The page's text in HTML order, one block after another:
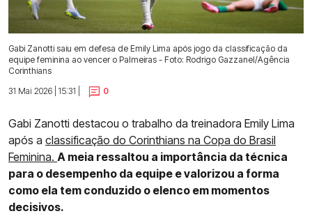
Gabi Zanotti saiu em defesa de Emily Lima após jogo da classificação da
equipe feminina ao vencer o Palmeiras - Foto: Rodrigo Gazzanel/Agência
Corinthians
31 Mai 2026 | 15:31 |
0
Gabi Zanotti destacou o trabalho da treinadora Emily Lima
após a classificação do Corinthians na Copa do Brasil
Feminina. A meia ressaltou a importância da técnica
para o desempenho da equipe e valorizou a forma
como ela tem conduzido o elenco em momentos
decisivos.